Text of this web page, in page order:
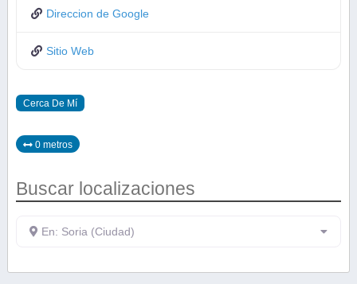
Direccion de Google
Sitio Web
Cerca De Mí
0 metros
Buscar localizaciones
En: Soria (Ciudad)